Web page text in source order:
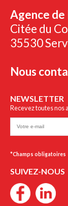
Agence de
Citée du
35530
Nous
NEWSLETTER
Recevez toutes nos
SUIVEZ-NOUS